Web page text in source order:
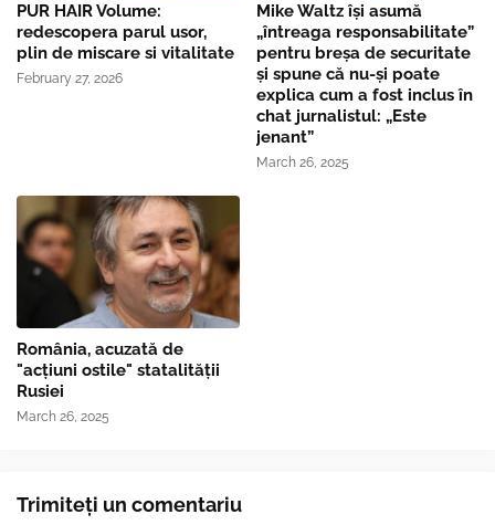
PUR HAIR Volume:
redescopera parul usor,
plin de miscare si vitalitate
February 27, 2026
Mike Waltz îşi asumă
„întreaga responsabilitate”
pentru breşa de securitate
și spune că nu-și poate
explica cum a fost inclus în
chat jurnalistul: „Este
jenant”
March 26, 2025
România, acuzată de
"acțiuni ostile" statalității
Rusiei
March 26, 2025
Trimiteți un comentariu